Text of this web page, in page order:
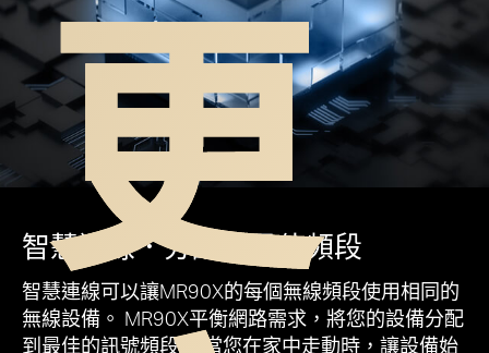
更
智慧連線．分配到最佳頻段
智慧連線可以讓MR90X的每個無線頻段使用相同的
無線設備。 MR90X平衡網路需求，將您的設備分配
到最佳的訊號頻段。 當您在家中走動時，讓設備始